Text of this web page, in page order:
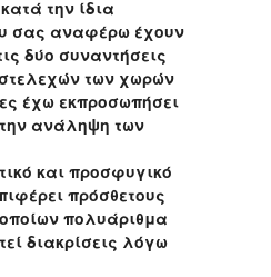
την ίδια
σας αναφέρω έχουν
δύο συναντήσεις
των χωρών
έχω εκπροσωπήσει
ανάληψη των
και προσφυγικό
πρόσθετους
πολυάριθμα
διακρίσεις λόγω